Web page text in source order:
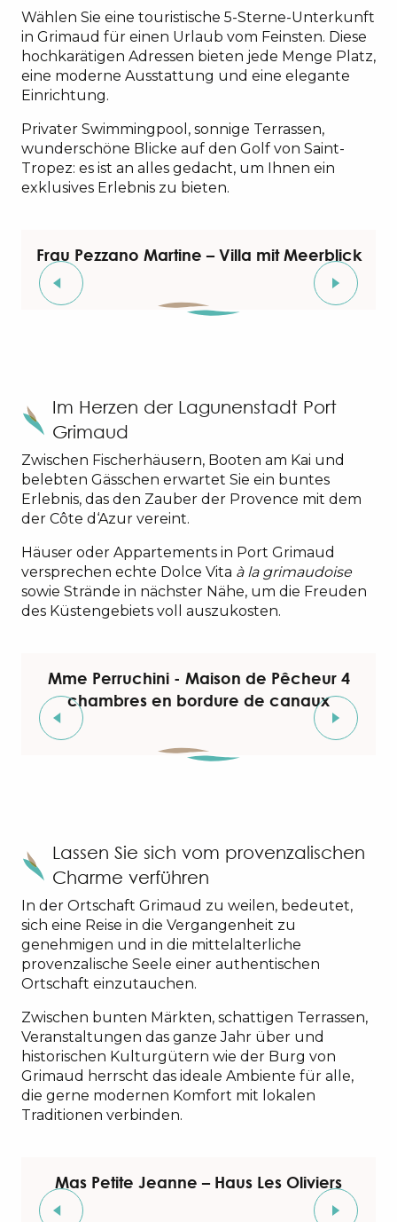
Frau BADIEU Marie - Atypische Villa mit Pool
Wohnung im Gartengeschoss in Port Grimaud
Wählen Sie eine touristische 5-Sterne-Unterkunft
in Grimaud für einen Urlaub vom Feinsten. Diese
hochkarätigen Adressen bieten jede Menge Platz,
eine moderne Ausstattung und eine elegante
Einrichtung.
Privater Swimmingpool, sonnige Terrassen,
wunderschöne Blicke auf den Golf von Saint-
Tropez: es ist an alles gedacht, um Ihnen ein
exklusives Erlebnis zu bieten.
Frau Pezzano Martine – Villa mit Meerblick
Mme Perruchini - Maison de Pêcheur 4
chambres en bordure de canaux
Im Herzen der Lagunenstadt Port
Grimaud
Zwischen Fischerhäusern, Booten am Kai und
belebten Gässchen erwartet Sie ein buntes
Erlebnis, das den Zauber der Provence mit dem
der Côte d‘Azur vereint.
Häuser oder Appartements in Port Grimaud
versprechen echte Dolce Vita à la grimaudoise
sowie Strände in nächster Nähe, um die Freuden
des Küstengebiets voll auszukosten.
Lassen Sie sich vom provenzalischen
Charme verführen
In der Ortschaft Grimaud zu weilen, bedeutet,
sich eine Reise in die Vergangenheit zu
genehmigen und in die mittelalterliche
provenzalische Seele einer authentischen
Ortschaft einzutauchen.
Zwischen bunten Märkten, schattigen Terrassen,
Veranstaltungen das ganze Jahr über und
historischen Kulturgütern wie der Burg von
Grimaud herrscht das ideale Ambiente für alle,
die gerne modernen Komfort mit lokalen
Traditionen verbinden.
Mas Petite Jeanne – Haus Les Oliviers